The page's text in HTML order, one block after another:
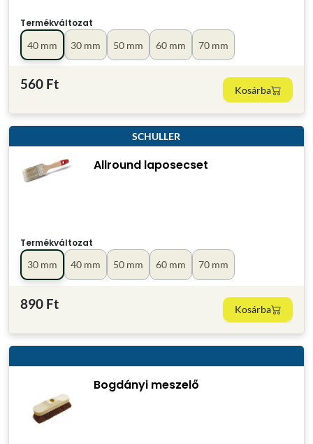
Termékváltozat
30 mm
40 mm 50 mm 60 mm 70 mm
560 Ft Kosárba
SCHULLER
Allround laposecset
Termékváltozat
30 mm
40 mm 50 mm 60 mm 70 mm
890 Ft Kosárba
Bogdányi meszelő